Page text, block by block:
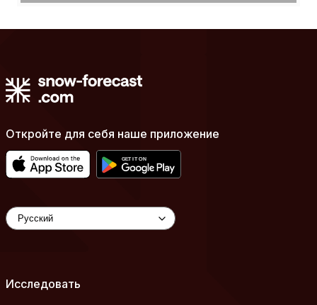
Откройте для себя наше приложение
Исследовать